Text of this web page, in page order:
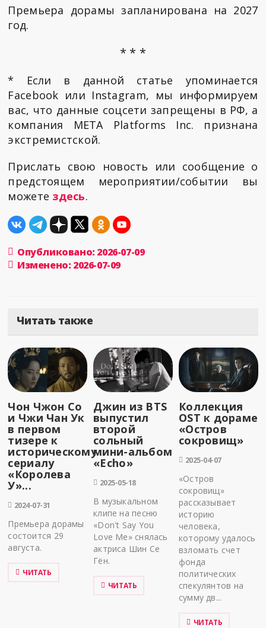
Премьера дорамы запланирована на 2027
год.
* * *
* Если в данной статье упоминается
Facebook или Instagram, мы информируем
вас, что данные соцсети запрещены в РФ, а
компания META Platforms Inc. признана
экстремистской.
Прислать свою новость или сообщение о
предстоящем мероприятии/событии вы
можете здесь.
Опубликовано: 2026-07-09
Изменено: 2026-07-09
Читать также
Чон Чжон Со
и Чжи Чан Ук
в первом
тизере к
историческому
сериалу
«Королева
У»...
2024-07-31
Премьера дорамы
состоится 29
августа.
ЧИТАТЬ
Джин из BTS
выпустил
второй
сольный
мини-альбом
«Echo»
2025-05-18
В музыкальном
клипе на песню
«Don't Say You
Love Me» снялась
актриса Шин Се
Гён.
ЧИТАТЬ
Коллекция
OST к дораме
«Остров
сокровищ»
2025-04-07
«Остров
сокровищ»
рассказывает
историю
человека,
которому удалось
взломать счет
фонда
политических
спекулянтов на
сумму дв...
ЧИТАТЬ